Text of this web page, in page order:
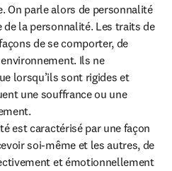
On parle alors de personnalité
la personnalité. Les traits de
de se comporter, de
Ils ne
lorsqu’ils sont rigides et
une souffrance ou une
est caractérisé par une façon
soi-même et les autres, de
et émotionnellement